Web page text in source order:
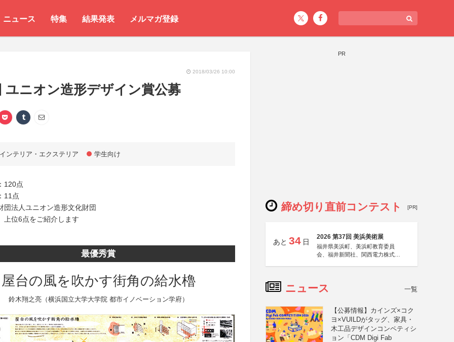
ニュース 特集 結果発表 メルマガ登録
2018/03/26 10:00
ユニオン造形デザイン賞公募
ンテリア・エクステリア 学生向け
120点
11点
団法人ユニオン造形文化財団
位6点をご紹介します
最優秀賞
屋台の風を吹かす街角の給水櫓
鈴木翔之亮（横浜国立大学大学院 都市イノベーション学府）
PR
締め切り直前コンテスト [PR]
あと 34 日
2026 第37回 美浜美術展
福井県美浜町、美浜町教育委員
会、福井新聞社、関西電力株式会
ニュース 一覧
【公募情報】カインズ×コク
ヨ×VUILDがタッグ、家具・
木工品デザインコンペティシ
ョン「CDM Digi Fab